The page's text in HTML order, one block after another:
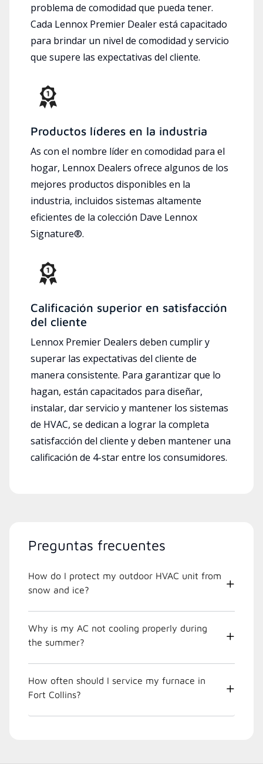
problema de comodidad que pueda tener.
Cada Lennox Premier Dealer está capacitado
para brindar un nivel de comodidad y servicio
que supere las expectativas del cliente.
Productos líderes en la industria
As con el nombre líder en comodidad para el
hogar, Lennox Dealers ofrece algunos de los
mejores productos disponibles en la
industria, incluidos sistemas altamente
eficientes de la colección Dave Lennox
Signature®.
Calificación superior en satisfacción
del cliente
Lennox Premier Dealers deben cumplir y
superar las expectativas del cliente de
manera consistente. Para garantizar que lo
hagan, están capacitados para diseñar,
instalar, dar servicio y mantener los sistemas
de HVAC, se dedican a lograr la completa
satisfacción del cliente y deben mantener una
calificación de 4-star entre los consumidores.
Preguntas frecuentes
How do I protect my outdoor HVAC unit from
snow and ice?
Why is my AC not cooling properly during
the summer?
How often should I service my furnace in
Fort Collins?